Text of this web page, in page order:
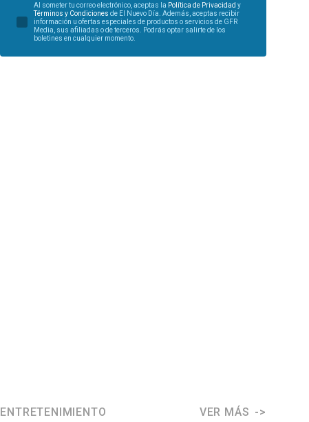
Al someter tu correo electrónico, aceptas la Política de Privacidad y
Términos y Condiciones de El Nuevo Día. Además, aceptas recibir
información u ofertas especiales de productos o servicios de GFR
Media, sus afiliadas o de terceros. Podrás optar salirte de los
boletines en cualquier momento.
ENTRETENIMIENTO VER MÁS